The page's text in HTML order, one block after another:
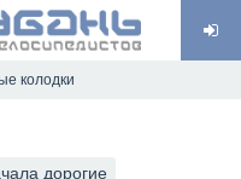
колодки
дорогие